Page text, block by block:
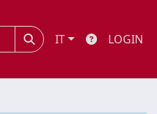
IT LOGIN